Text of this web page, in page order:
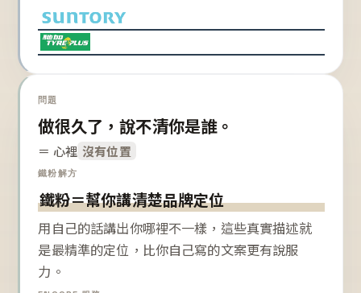
問題
做很久了，說不清你是誰。
＝ 心裡 沒有位置
鐵粉解方
鐵粉＝幫你講清楚品牌定位
用自己的話講出你哪裡不一樣，這些真實描述就
是最精準的定位，比你自己寫的文案更有說服
力。